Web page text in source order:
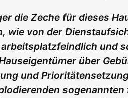
die Zeche für dieses
wie von der
und
über
und